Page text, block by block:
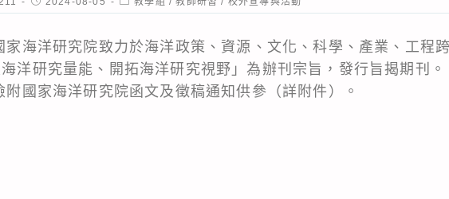
published:
category:
家海洋研究院致力於海洋政策、資源、文化、科學、產業、工程
洋研究量能、開拓海洋研究視野」為辦刊宗旨，發行旨揭期刊。
附國家海洋研究院函文及徵稿通知供參（詳附件）。